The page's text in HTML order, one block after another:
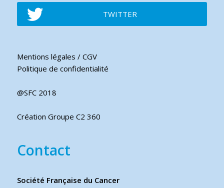
TWITTER
Mentions légales / CGV
Politique de confidentialité
@SFC 2018
Création Groupe C2 360
Contact
Société Française du Cancer